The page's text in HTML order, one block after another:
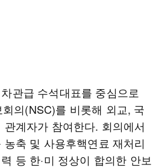
관급 수석대표를 중심으로
의(NSC)를 비롯해 외교, 국
계자가 참여한다. 회의에서
축 및 사용후핵연료 재처리
등 한·미 정상이 합의한 안보